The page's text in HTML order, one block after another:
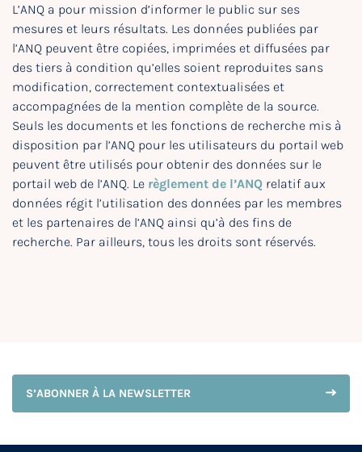
L’ANQ a pour mission d’informer le public sur ses
mesures et leurs résultats. Les données publiées par
l’ANQ peuvent être copiées, imprimées et diffusées par
des tiers à condition qu’elles soient reproduites sans
modification, correctement contextualisées et
accompagnées de la mention complète de la source.
Seuls les documents et les fonctions de recherche mis à
disposition par l’ANQ pour les utilisateurs du portail web
peuvent être utilisés pour obtenir des données sur le
portail web de l’ANQ. Le règlement de l’ANQ relatif aux
données régit l’utilisation des données par les membres
et les partenaires de l’ANQ ainsi qu’à des fins de
recherche. Par ailleurs, tous les droits sont réservés.
S’ABONNER À LA NEWSLETTER